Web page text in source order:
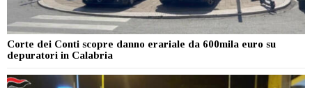
Corte dei Conti scopre danno erariale da 600mila euro su
depuratori in Calabria